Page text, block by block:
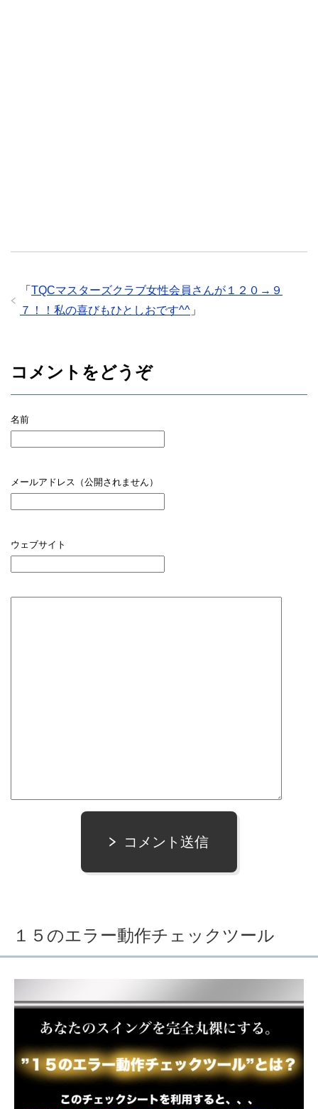
「 TQCマスターズクラブ女性会員さんが１２０→９
７！！私の喜びもひとしおです^^ 」
コメントをどうぞ
名前
メールアドレス（公開されません）
ウェブサイト
コメント送信
１５のエラー動作チェックツール